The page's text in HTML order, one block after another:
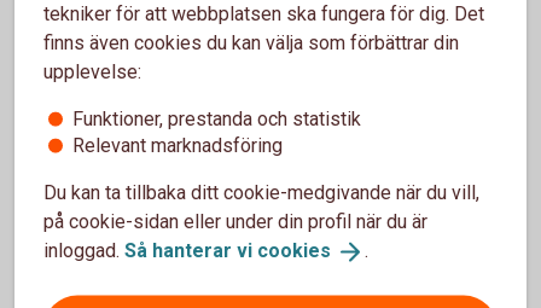
sker samma sak även för värdet av fonden. Men i och
med att en fond placerar i många olika aktier så sprids
risken.
Det är enkelt
Det är enkelt att börja spara i fonder och kräver inga
stora summor – minsta belopp är 100 kronor.
Logga in och börjamånadsspara
tekniker för att webbplatsen ska fungera för dig. Det
finns även cookies du kan välja som förbättrar din
upplevelse:
Funktioner, prestanda och statistik
Relevant marknadsföring
Du kan ta tillbaka ditt cookie-medgivande när du vill,
på cookie-sidan eller under din profil när du är
inloggad. Så hanterar vi cookies .